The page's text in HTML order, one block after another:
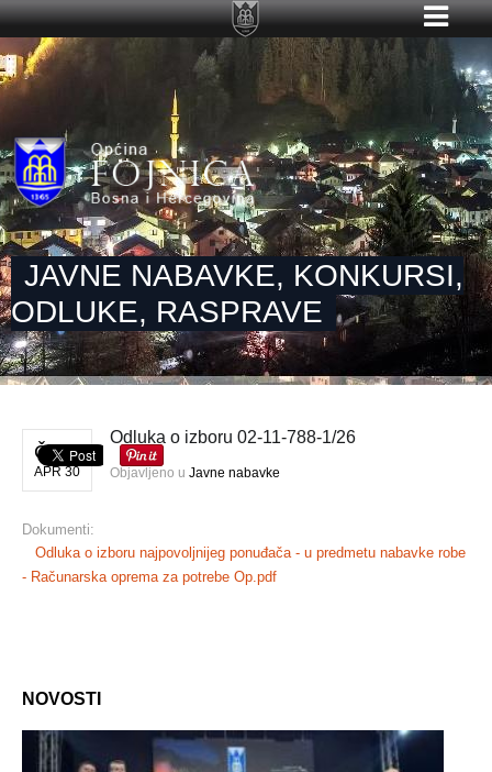
JAVNE NABAVKE, KONKURSI,
ODLUKE, RASPRAVE
ČET
APR 30
Odluka o izboru 02-11-788-1/26
Objavljeno u Javne nabavke
Dokumenti:
Odluka o izboru najpovoljnijeg ponuđača - u predmetu nabavke robe
- Računarska oprema za potrebe Op.pdf
NOVOSTI